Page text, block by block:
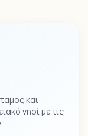
και
νησί με τις